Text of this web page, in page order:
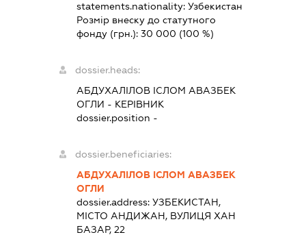
statements.nationality: Узбекистан
Розмір внеску до статутного
фонду (грн.): 30 000 (100 %)
dossier.heads:
АБДУХАЛІЛОВ ІСЛОМ АВАЗБЕК
ОГЛИ - КЕРІВНИК
dossier.position -
dossier.beneficiaries:
АБДУХАЛІЛОВ ІСЛОМ АВАЗБЕК
ОГЛИ
dossier.address: УЗБЕКИСТАН,
МІСТО АНДИЖАН, ВУЛИЦЯ ХАН
БАЗАР, 22